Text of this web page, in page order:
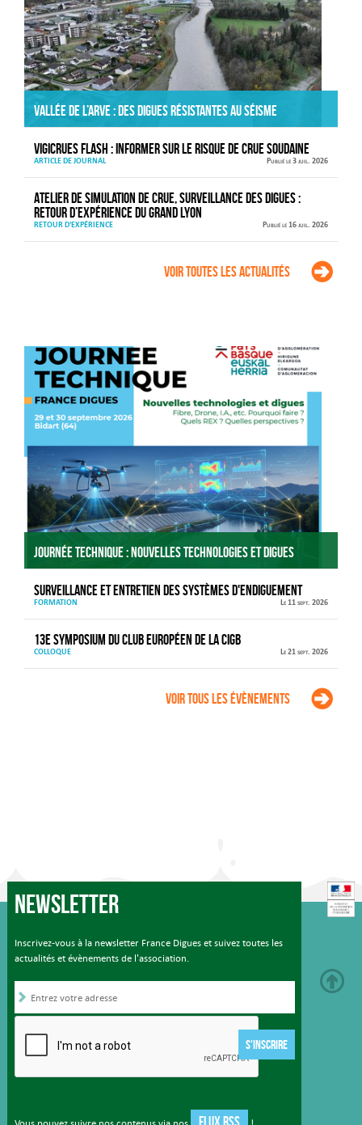
Vallée de l’Arve : des digues résistantes au séisme
VIGICRUES FLASH : informer sur le risque de crue soudaine
ARTICLE DE JOURNAL Publié le 3 juil. 2026
Atelier de simulation de crue, surveillance des digues :
retour d’expérience du Grand Lyon
RETOUR D'EXPÉRIENCE Publié le 16 juil. 2026
Voir toutes les actualités
Journée technique : Nouvelles technologies et digues
Surveillance et entretien des systèmes d'endiguement
FORMATION Le 11 sept. 2026
13e Symposium du Club européen de la CIGB
COLLOQUE Le 21 sept. 2026
Voir tous les évènements
Newsletter
Inscrivez-vous à la newsletter France Digues et suivez toutes les
actualités et évènements de l'association.
S'INSCRIRE
FLUX RSS